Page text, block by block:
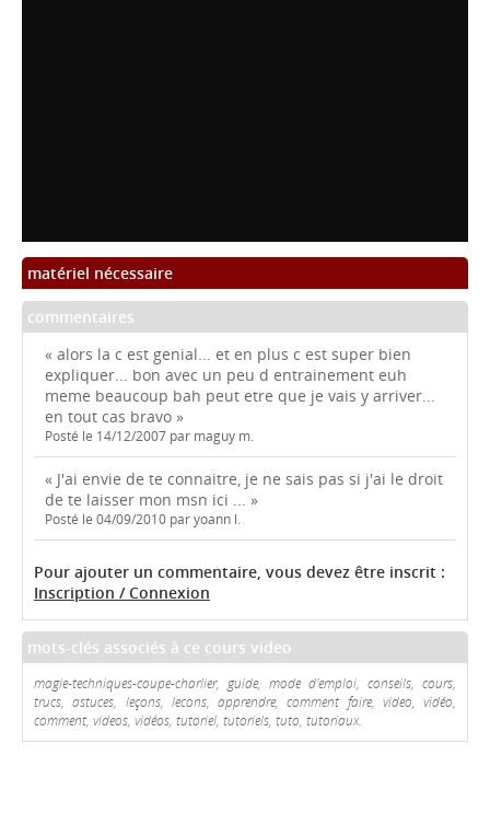
matériel nécessaire
commentaires
« alors la c est genial... et en plus c est super bien
expliquer... bon avec un peu d entrainement euh
meme beaucoup bah peut etre que je vais y arriver...
en tout cas bravo »
Posté le 14/12/2007 par maguy m.
« J'ai envie de te connaitre, je ne sais pas si j'ai le droit
de te laisser mon msn ici ... »
Posté le 04/09/2010 par yoann l.
Pour ajouter un commentaire, vous devez être inscrit :
Inscription / Connexion
mots-clés associés à ce cours video
magie-techniques-coupe-charlier, guide, mode d'emploi, conseils, cours,
trucs, astuces, leçons, lecons, apprendre, comment faire, video, vidéo,
comment, videos, vidéos, tutoriel, tutoriels, tuto, tutoriaux.